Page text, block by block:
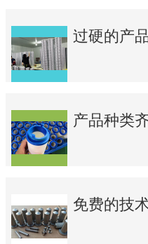
过硬的产
产品种类
免费的技